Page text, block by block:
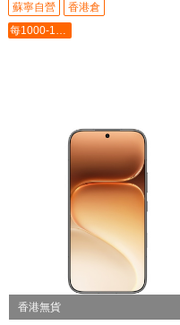
蘇寧自營
香港倉
每1000-100最多-5000
香港無貨